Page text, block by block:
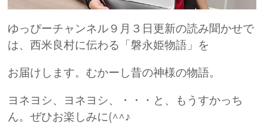
ゆっぴーチャンネル９月３日更新の読み聞かせで
は、西米良村に伝わる「磐永姫物語」を
お届けします。むかーし昔の神様の物語。
ヨネヨシ、ヨネヨシ、・・・と、もうすかっち
ん。ぜひお楽しみに(^^♪